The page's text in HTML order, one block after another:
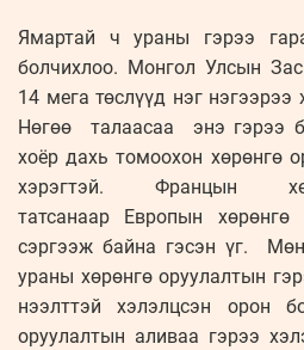
Ямартай ч ураны гэрээ
болчихлоо. Монгол Улсын
14 мега төслүүд нэг
Нөгөө талаасаа энэ гэрээ
хоёр дахь томоохон хөрөнгө
хэрэгтэй. Францын
татсанаар Европын хөрөнгө
сэргээж байна гэсэн үг.
ураны хөрөнгө оруулалтын
нээлттэй хэлэлцсэн орон
оруулалтын аливаа гэрээ